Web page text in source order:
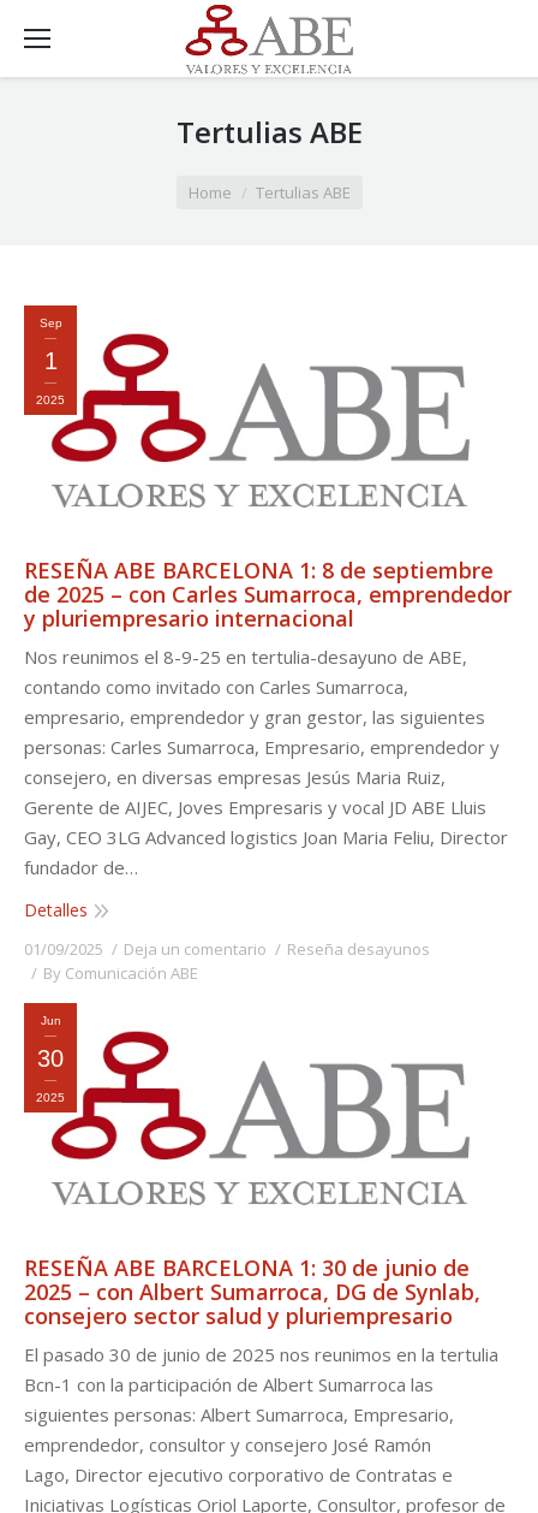
Tertulias ABE
Home Tertulias ABE
Sep
1
2025
RESEÑA ABE BARCELONA 1: 8 de septiembre
de 2025 – con Carles Sumarroca, emprendedor
y pluriempresario internacional
Nos reunimos el 8-9-25 en tertulia-desayuno de ABE,
contando como invitado con Carles Sumarroca,
empresario, emprendedor y gran gestor, las siguientes
personas: Carles Sumarroca, Empresario, emprendedor y
consejero, en diversas empresas Jesús Maria Ruiz,
Gerente de AIJEC, Joves Empresaris y vocal JD ABE Lluis
Gay, CEO 3LG Advanced logistics Joan Maria Feliu, Director
fundador de…
Detalles
01/09/2025 Deja un comentario
Reseña desayunos
By Comunicación ABE
Jun
30
2025
RESEÑA ABE BARCELONA 1: 30 de junio de
2025 – con Albert Sumarroca, DG de Synlab,
consejero sector salud y pluriempresario
El pasado 30 de junio de 2025 nos reunimos en la tertulia
Bcn-1 con la participación de Albert Sumarroca las
siguientes personas: Albert Sumarroca, Empresario,
emprendedor, consultor y consejero José Ramón
Lago, Director ejecutivo corporativo de Contratas e
Iniciativas Logísticas Oriol Laporte, Consultor, profesor de